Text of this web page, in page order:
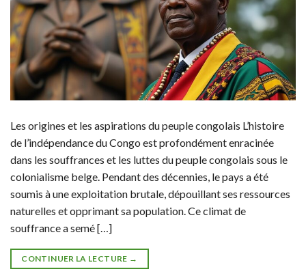
Les origines et les aspirations du peuple congolais L’histoire
de l’indépendance du Congo est profondément enracinée
dans les souffrances et les luttes du peuple congolais sous le
colonialisme belge. Pendant des décennies, le pays a été
soumis à une exploitation brutale, dépouillant ses ressources
naturelles et opprimant sa population. Ce climat de
souffrance a semé […]
CONTINUER LA LECTURE →